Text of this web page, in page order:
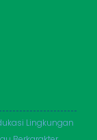
Lingkungan